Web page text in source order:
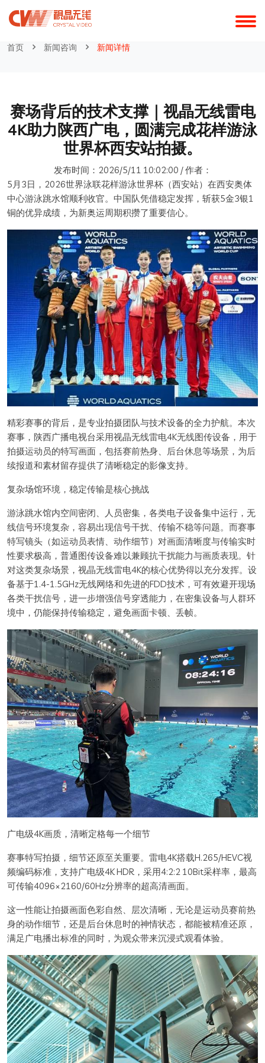
探索视晶
首页 新闻咨询 新闻详情
赛场背后的技术支撑｜视晶无线雷电
4K助力陕西广电，圆满完成花样游泳
世界杯西安站拍摄。
发布时间：2026/5/11 10:02:00 / 作者：
5月3日，2026世界泳联花样游泳世界杯（西安站）在西安奥体
中心游泳跳水馆顺利收官。中国队凭借稳定发挥，斩获5金3银1
铜的优异成绩，为新奥运周期积攒了重要信心。
精彩赛事的背后，是专业拍摄团队与技术设备的全力护航。本次
赛事，陕西广播电视台采用视晶无线雷电4K无线图传设备，用于
拍摄运动员的特写画面，包括赛前热身、后台休息等场景，为后
续报道和素材留存提供了清晰稳定的影像支持。
复杂场馆环境，稳定传输是核心挑战
游泳跳水馆内空间密闭、人员密集，各类电子设备集中运行，无
线信号环境复杂，容易出现信号干扰、传输不稳等问题。而赛事
特写镜头（如运动员表情、动作细节）对画面清晰度与传输实时
性要求极高，普通图传设备难以兼顾抗干扰能力与画质表现。针
对这类复杂场景，视晶无线雷电4K的核心优势得以充分发挥。设
备基于1.4-1.5GHz无线网络和先进的FDD技术，可有效避开现场
各类干扰信号，进一步增强信号穿透能力，在密集设备与人群环
境中，仍能保持传输稳定，避免画面卡顿、丢帧。
广电级4K画质，清晰定格每一个细节
赛事特写拍摄，细节还原至关重要。雷电4K搭载H.265/HEVC视
频编码标准，支持广电级4K HDR，采用4:2:2 10Bit采样率，最高
可传输4096×2160/60Hz分辨率的超高清画面。
这一性能让拍摄画面色彩自然、层次清晰，无论是运动员赛前热
身的动作细节，还是后台休息时的神情状态，都能被精准还原，
满足广电播出标准的同时，为观众带来沉浸式观看体验。